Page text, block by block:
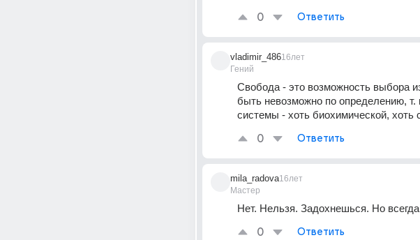
0 Ответить
vladimir_486
Гений
16лет
Свобода - это возможность выбора
быть невозможно по определению,
системы - хоть биохимической, хоть
0 Ответить
mila_radova
Мастер
16лет
Нет. Нельзя. Задохнешься. Но
0 Ответить